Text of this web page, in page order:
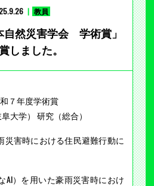
教員
自然災害学会 学術賞」
しました。
７年度学術賞
大学） 研究（総合）
災害時における住民避難行動に
AI）を用いた豪雨災害時におけ